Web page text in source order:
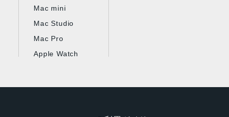
Mac mini
Mac Studio
Mac Pro
Apple Watch